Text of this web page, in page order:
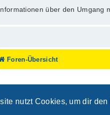
nutzt Cookies, um dir
über den Umgang
Foren-Übersicht